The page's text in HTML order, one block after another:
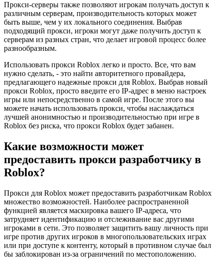
Прокси-серверы также позволяют игрокам получать доступ к
различным серверам, производительность которых может
быть выше, чем у их локального соединения. Выбрав
подходящий прокси, игроки могут даже получить доступ к
серверам из разных стран, что делает игровой процесс более
разнообразным.
Использовать прокси Roblox легко и просто. Все, что вам
нужно сделать, - это найти авторитетного провайдера,
предлагающего надежные прокси для Roblox. Выбрав новый
прокси Roblox, просто введите его IP-адрес в меню настроек
игры или непосредственно в самой игре. После этого вы
можете начать использовать прокси, чтобы наслаждаться
лучшей анонимностью и производительностью при игре в
Roblox без риска, что прокси Roblox будет забанен.
Какие возможности может
предоставить прокси разработчику в
Roblox?
Прокси для Roblox может предоставить разработчикам Roblox
множество возможностей. Наиболее распространенной
функцией является маскировка вашего IP-адреса, что
затрудняет идентификацию и отслеживание вас другими
игроками в сети. Это позволяет защитить вашу личность при
игре против других игроков в многопользовательских играх
или при доступе к контенту, который в противном случае был
бы заблокирован из-за ограничений по местоположению.